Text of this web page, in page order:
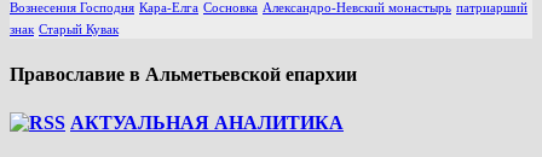
Вознесения Господня Кара-Елга Сосновка Александро-Невский монастырь патриарший
знак Старый Кувак
Православие в Альметьевской епархии
АКТУАЛЬНАЯ АНАЛИТИКА